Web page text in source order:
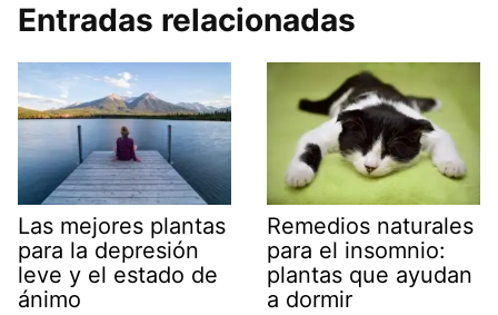
Entradas relacionadas
Las mejores plantas
para la depresión
leve y el estado de
ánimo
Remedios naturales
para el insomnio:
plantas que ayudan
a dormir